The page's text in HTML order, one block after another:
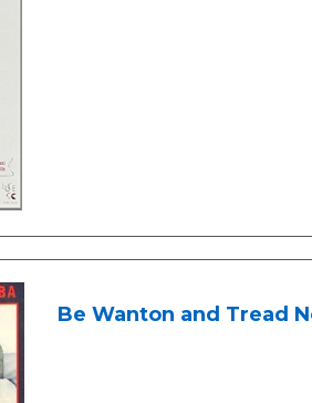
Be Wanton and Tread